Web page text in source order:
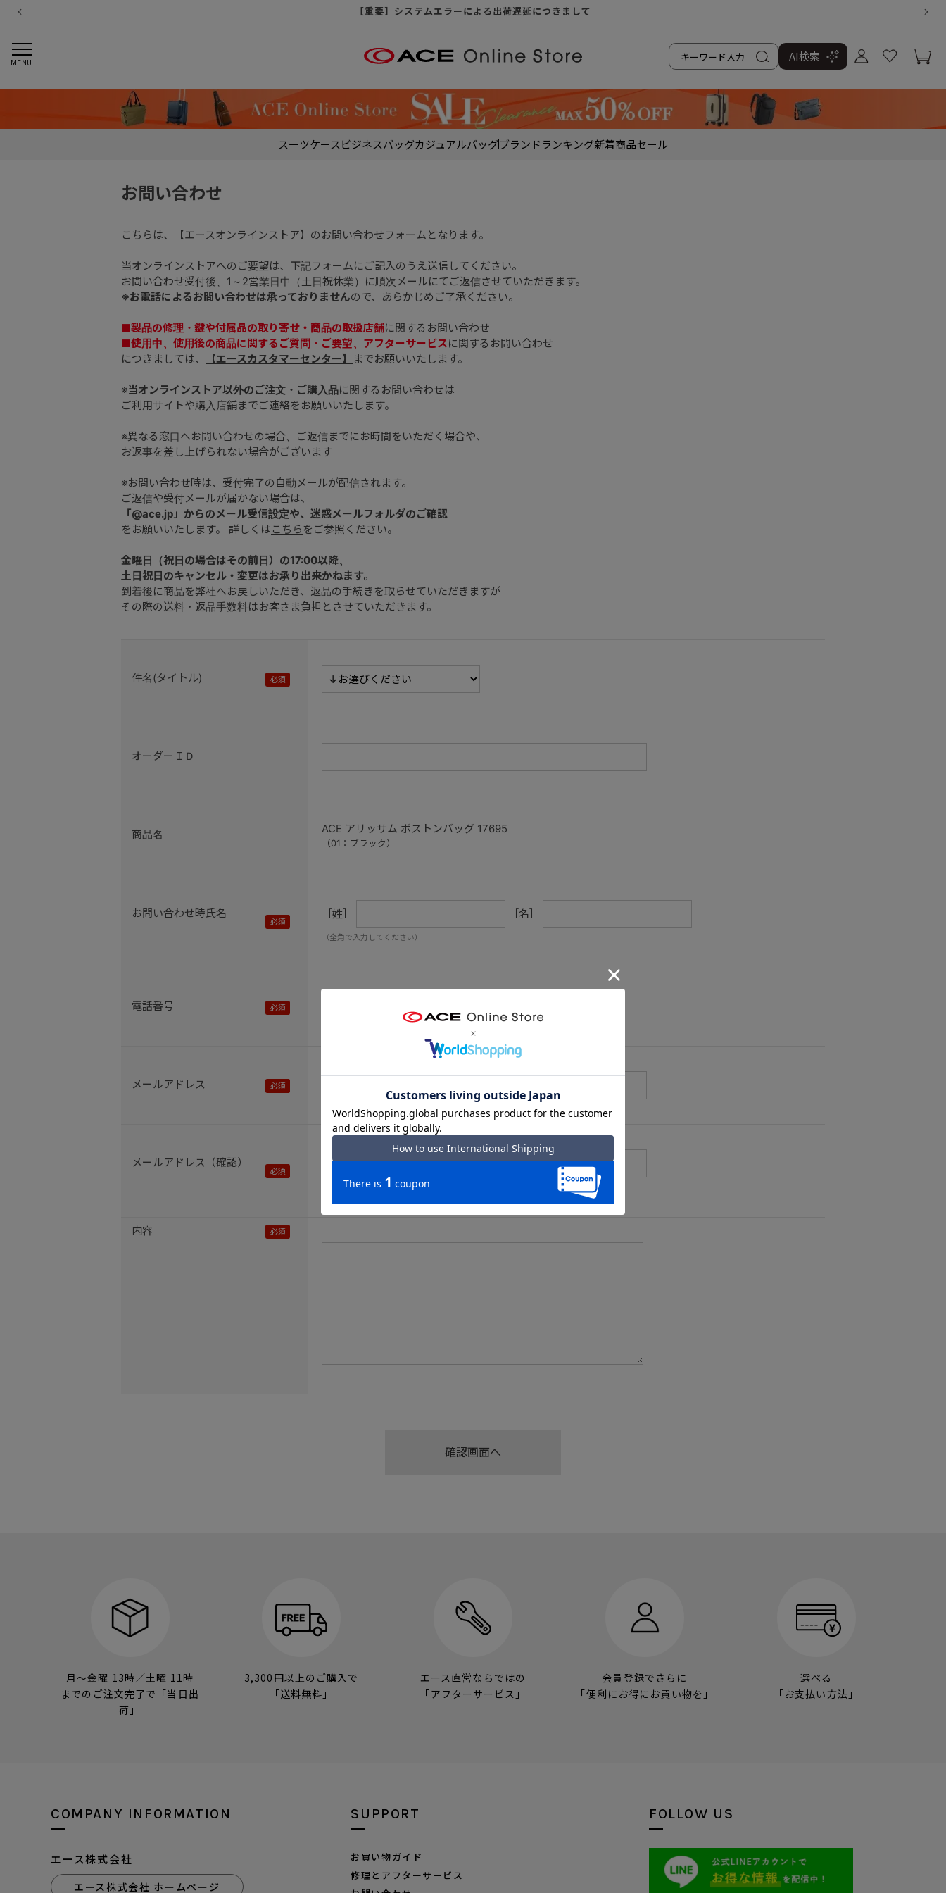
【重要】システムエラーによる出荷遅延につきまして
【重要】8/11（火・祝）休業及び配送スケジュールについて
【重要】令和８年熊本地震に伴う配送への影響について
【重要】納品書・領収書ペーパーレス化（電子化）のお知らせ
【重要】天候不良や交通状況・物量増等に伴う配送への影響について
【重要】悪質な詐欺サイトにご注意ください
【重要】各種メールが届かない場合に関しまして
【重要】お問い合わせのご対応に関しまして
【重要】SNSのなりすまし詐欺にご注意ください
MENU AI検索
スーツケースビジネスバッグカジュアルバッグブランドランキング新着商品セール
お問い合わせ
こちらは、【エースオンラインストア】のお問い合わせフォームとなります。
当オンラインストアへのご要望は、下記フォームにご記入のうえ送信してください。
お問い合わせ受付後、1～2営業日中（土日祝休業）に順次メールにてご返信させていただきます。
※お電話によるお問い合わせは承っておりませんので、あらかじめご了承ください。
■製品の修理・鍵や付属品の取り寄せ・商品の取扱店舗に関するお問い合わせ
■使用中、使用後の商品に関するご質問・ご要望、アフターサービスに関するお問い合わせ
につきましては、
【エースカスタマーセンター】 までお願いいたします。
※当オンラインストア以外のご注文・ご購入品に関するお問い合わせは
ご利用サイトや購入店舗までご連絡をお願いいたします。
※異なる窓口へお問い合わせの場合、ご返信までにお時間をいただく場合や、
お返事を差し上げられない場合がございます
※お問い合わせ時は、受付完了の自動メールが配信されます。
ご返信や受付メールが届かない場合は、
「@ace.jp」からのメール受信設定や、迷惑メールフォルダのご確認
をお願いいたします。 詳しくは こちら をご参照ください。
金曜日（祝日の場合はその前日）の17:00以降、
土日祝日のキャンセル・変更はお承り出来かねます。
到着後に商品を弊社へお戻しいただき、返品の手続きを取らせていただきますが
その際の送料・返品手数料はお客さま負担とさせていただきます。
件名(タイトル)
オーダーＩＤ
商品名 ACE アリッサム ボストンバッグ 17695
（01：ブラック）
お問い合わせ時氏名 ［姓］ ［名］
（全角で入力してください）
電話番号
メールアドレス
メールアドレス（確認）
（メールアドレス確認のため再度入力をお願いします)
内容
月～金曜 13時／土曜 11時
までのご注文完了で「当日出
荷」
3,300円以上のご購入で
「送料無料」
エース直営ならではの
「アフターサービス」
会員登録でさらに
「便利にお得にお買い物を」
選べる
「お支払い方法」
COMPANY INFORMATION
エース株式会社
エース株式会社 ホームページ
SUPPORT
お買い物ガイド
修理とアフターサービス
FOLLOW US